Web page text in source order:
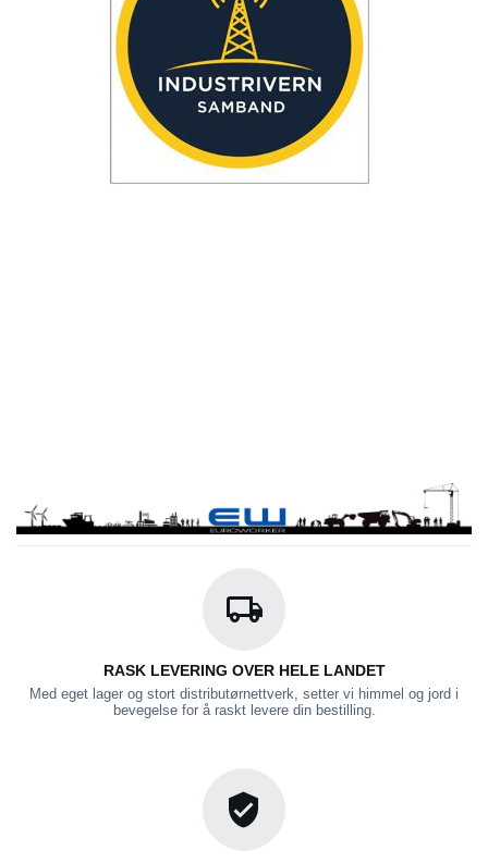
RASK LEVERING OVER HELE LANDET
Med eget lager og stort distributørnettverk, setter vi himmel og jord i
bevegelse for å raskt levere din bestilling.